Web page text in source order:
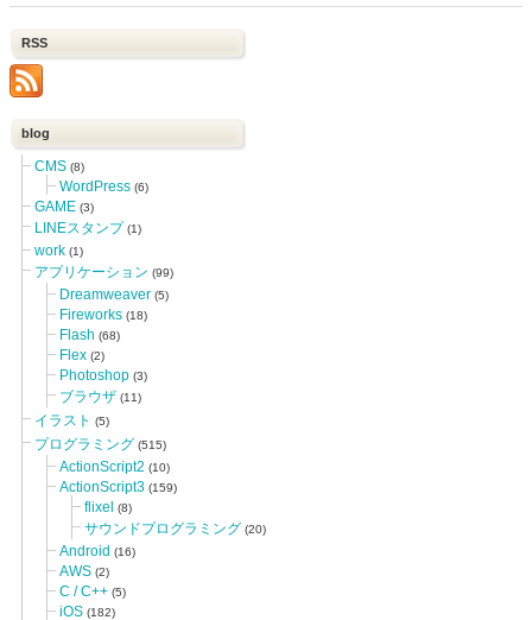
RSS
blog
CMS (8)
WordPress (6)
GAME (3)
LINEスタンプ (1)
work (1)
アプリケーション (99)
Dreamweaver (5)
Fireworks (18)
Flash (68)
Flex (2)
Photoshop (3)
ブラウザ (11)
イラスト (5)
プログラミング (515)
ActionScript2 (10)
ActionScript3 (159)
flixel (8)
サウンドプログラミング (20)
Android (16)
AWS (2)
C / C++ (5)
iOS (182)